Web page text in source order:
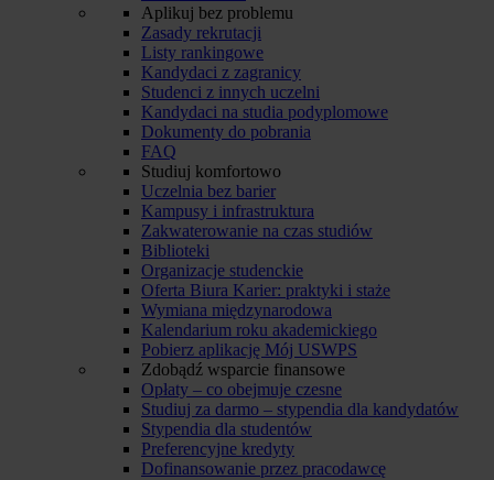
Aplikuj bez problemu
Zasady rekrutacji
Listy rankingowe
Kandydaci z zagranicy
Studenci z innych uczelni
Kandydaci na studia podyplomowe
Dokumenty do pobrania
FAQ
Studiuj komfortowo
Uczelnia bez barier
Kampusy i infrastruktura
Zakwaterowanie na czas studiów
Biblioteki
Organizacje studenckie
Oferta Biura Karier: praktyki i staże
Wymiana międzynarodowa
Kalendarium roku akademickiego
Pobierz aplikację Mój USWPS
Zdobądź wsparcie finansowe
Opłaty – co obejmuje czesne
Studiuj za darmo – stypendia dla kandydatów
Stypendia dla studentów
Preferencyjne kredyty
Dofinansowanie przez pracodawcę